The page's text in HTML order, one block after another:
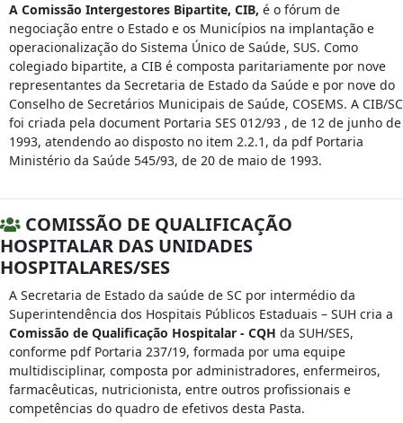
A Comissão Intergestores Bipartite, CIB, é o fórum de
negociação entre o Estado e os Municípios na implantação e
operacionalização do Sistema Único de Saúde, SUS. Como
colegiado bipartite, a CIB é composta paritariamente por nove
representantes da Secretaria de Estado da Saúde e por nove do
Conselho de Secretários Municipais de Saúde, COSEMS. A CIB/SC
foi criada pela document Portaria SES 012/93 , de 12 de junho de
1993, atendendo ao disposto no item 2.2.1, da pdf Portaria
Ministério da Saúde 545/93, de 20 de maio de 1993.
COMISSÃO DE QUALIFICAÇÃO
HOSPITALAR DAS UNIDADES
HOSPITALARES/SES
A Secretaria de Estado da saúde de SC por intermédio da
Superintendência dos Hospitais Públicos Estaduais – SUH cria a
Comissão de Qualificação Hospitalar - CQH da SUH/SES,
conforme pdf Portaria 237/19, formada por uma equipe
multidisciplinar, composta por administradores, enfermeiros,
farmacêuticas, nutricionista, entre outros profissionais e
competências do quadro de efetivos desta Pasta.